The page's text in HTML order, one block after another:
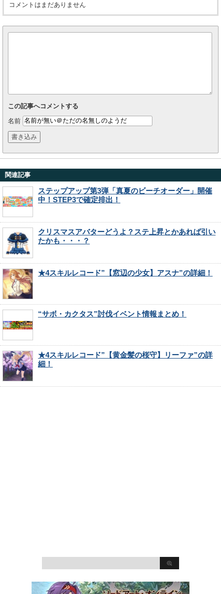
コメントはまだありません
この記事へコメントする
名前
関連記事
ステップアップ第3弾「真夏のビーチオーダー」開催
中！STEP3で確定排出！
クリスマスアバターどうよ？ステ上昇とかあれば引い
たかも・・・？
★4スキルレコード”【窓辺の少女】アスナ”の詳細！
“サボ・カクタス”討伐イベント情報まとめ！
★4スキルレコード”【黄金髪の桜守】リーファ”の詳
細！